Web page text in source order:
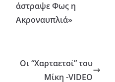
άστραψε Φως η
Ακροναυπλιά»
Οι “Χαρταετοί” του
Μίκη -VIDEO